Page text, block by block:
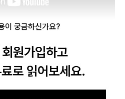
이 궁금하신가요?
원가입하고
로 읽어보세요.
그인